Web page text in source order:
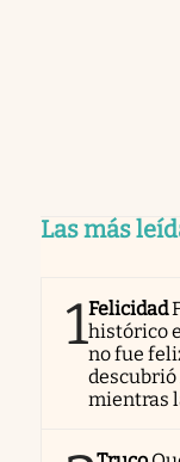
Las más
1Felicidad
histórico
no fue
mientras